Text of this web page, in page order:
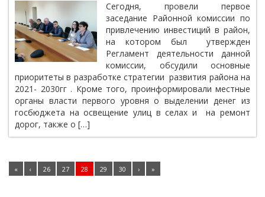
Сегодня, провели первое
заседание Районной комиссии по
привлечению инвестиций в район,
на котором был утвержден
Регламент деятельности данной
комиссии, обсудили основные
приоритеты в разработке стратегии развития района на
2021- 2030гг . Кроме того, проинформировали местные
органы власти первого уровня о выделении денег из
госбюджета на освещение улиц в селах и на ремонт
дорог, также о […]
« ‹ 26 27 28 29 30 › »